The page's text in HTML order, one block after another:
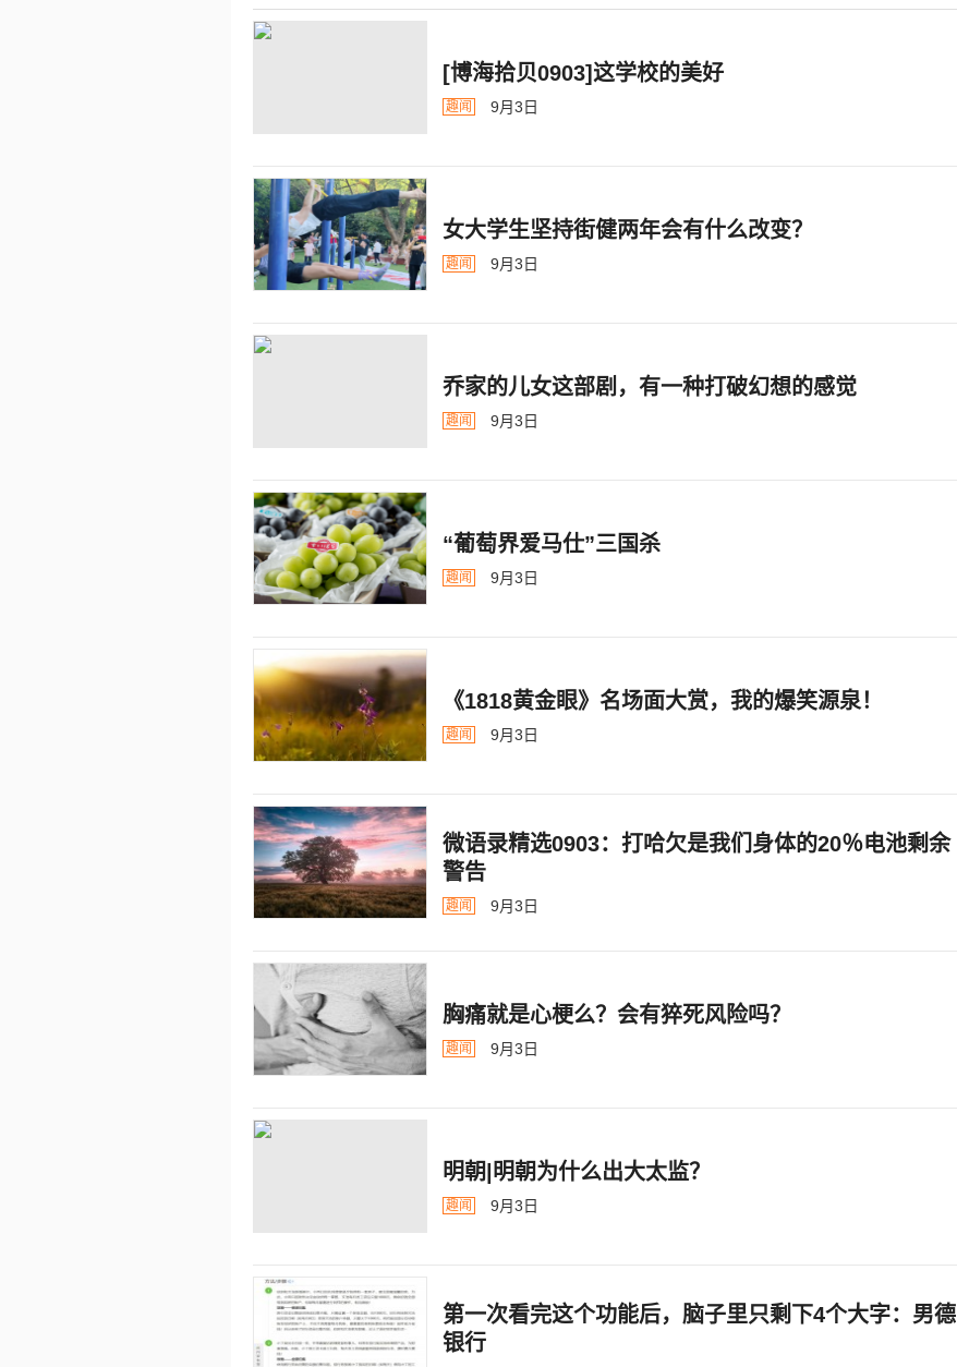
[博海拾贝0903]这学校的美好
趣闻 9月3日
女大学生坚持街健两年会有什么改变？
趣闻 9月3日
乔家的儿女这部剧，有一种打破幻想的感觉
趣闻 9月3日
“葡萄界爱马仕”三国杀
趣闻 9月3日
《1818黄金眼》名场面大赏，我的爆笑源泉！
趣闻 9月3日
微语录精选0903：打哈欠是我们身体的20％电池剩余
警告
趣闻 9月3日
胸痛就是心梗么？会有猝死风险吗？
趣闻 9月3日
明朝|明朝为什么出大太监？ ​​​
趣闻 9月3日
第一次看完这个功能后，脑子里只剩下4个大字：男德
银行